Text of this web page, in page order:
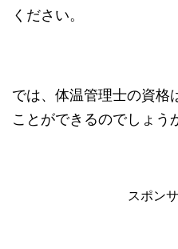
ください。
では、体温管理士の資格
ことができるのでしょう
スポン